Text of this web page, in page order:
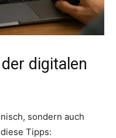
digitalen
sondern auch
Tipps: